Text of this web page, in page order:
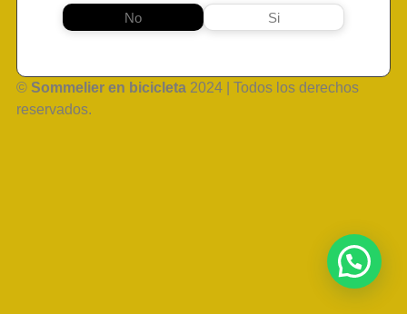
No Si
© Sommelier en bicicleta 2024 | Todos los derechos
reservados.